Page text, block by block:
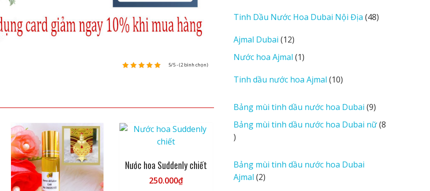
5/5 - (2 bình chọn)
Nước hoa Suddenly chiết
250.000₫
d
r
v
e
Tinh Dầu Nước Hoa Dubai Nội Địa 4848
Ajmal Dubai 1212
sản
phẩm
Nước hoa Ajmal 11
phẩm
Tinh dầu nước hoa Ajmal 1010
phẩm
Bảng mùi tinh dầu nước hoa Dubai 99
sản
phẩm
Bảng mùi tinh dầu nước hoa Dubai nữ 8
8
phẩm
Bảng mùi tinh dầu nước hoa Dubai
Ajmal 22